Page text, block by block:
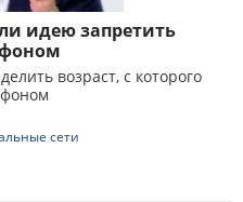
идею запретить
возраст, с которого
сети